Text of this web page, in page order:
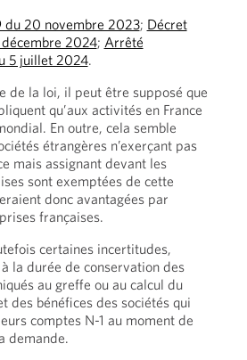
du 20 novembre 2023; Décret
2024; Arrêté
5 juillet 2024.
de la loi, il peut être supposé que
qu’aux activités en France
En outre, cela semble
étrangères n’exerçant pas
mais assignant devant les
sont exemptées de cette
donc avantagées par
françaises.
certaines incertitudes,
la durée de conservation des
au greffe ou au calcul du
des bénéfices des sociétés qui
comptes N-1 au moment de
demande.